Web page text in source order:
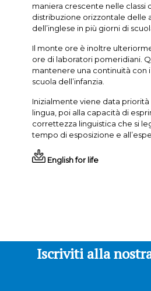
maniera crescente nelle classi
distribuzione orizzontale delle
dell’inglese in più giorni di
Il monte ore è inoltre
ore di laboratori pomeridiani.
mantenere una continuità con
scuola dell’infanzia.
Inizialmente viene data
lingua, poi alla capacità di
correttezza linguistica che si
tempo di esposizione e
English for life
Iscriviti alla